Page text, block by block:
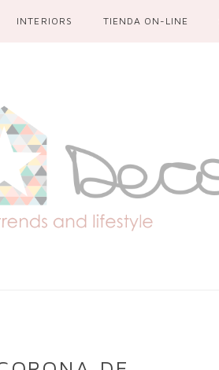
INTERIORS TIENDA ON-LINE